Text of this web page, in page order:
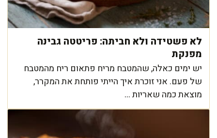
לא פשטידה ולא חביתה: פריטטה גבינה
מפנקת
יש ימים כאלה, שהמטבח מריח פתאום ריח מהמטבח
של פעם. אני זוכרת איך הייתי פותחת את המקרר,
מוצאת כמה שאריות ...